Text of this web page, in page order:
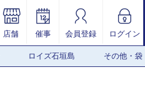
店舗 催事 会員登録 ログイン
ロイズ石垣島 その他・袋